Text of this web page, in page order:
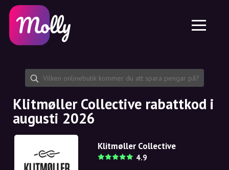
Hudvård
Hårvård
Dela rabattkod
Funktioner
Jobb
Om oss
Samarbete
Plattform
Molly till iPhone och iPad
Molly till Android
SE
EN
NO
NL
Klitmøller Collective rabattkod i
augusti 2026
Klitmøller Collective
4.9